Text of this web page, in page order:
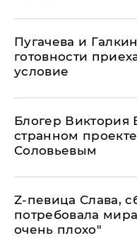
Пугачева и
готовности
условие
Блогер Виктория
странном
Соловьевым
Z-певица Слава,
потребовала
очень плохо"